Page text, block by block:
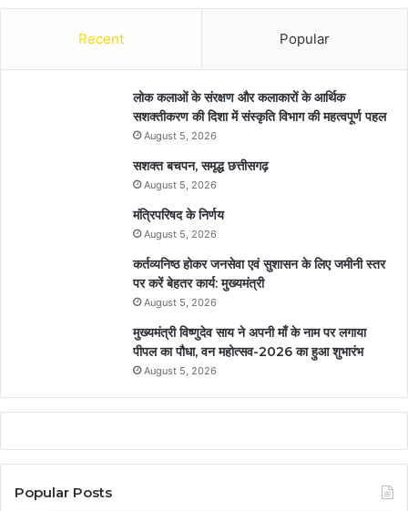
Recent Popular
लोक कलाओं के संरक्षण और कलाकारों के आर्थिक
सशक्तीकरण की दिशा में संस्कृति विभाग की महत्वपूर्ण पहल
August 5, 2026
सशक्त बचपन, समृद्ध छत्तीसगढ़
August 5, 2026
मंत्रिपरिषद के निर्णय
August 5, 2026
कर्तव्यनिष्ठ होकर जनसेवा एवं सुशासन के लिए जमीनी स्तर
पर करें बेहतर कार्य: मुख्यमंत्री
August 5, 2026
मुख्यमंत्री विष्णुदेव साय ने अपनी माँ के नाम पर लगाया
पीपल का पौधा, वन महोत्सव-2026 का हुआ शुभारंभ
August 5, 2026
Popular Posts